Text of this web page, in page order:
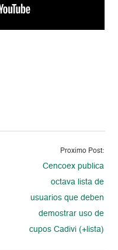
Proximo Post:
Cencoex publica
octava lista de
usuarios que deben
demostrar uso de
cupos Cadivi (+lista)